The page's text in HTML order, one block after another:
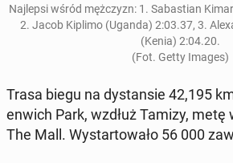
Naj­lep­si wśród męż­czyzn: 1. Sa­ba­stian
2. Jacob Kiplimo (Uganda) 2:03.37, 3.
(Kenia) 2:04.20.
(Fot. Getty Images)
Trasa biegu na dy­stan­sie 42,195
en­wich Park, wzdłuż Tamizy, metę
The Mall. Wy­star­to­wa­ło 56 000